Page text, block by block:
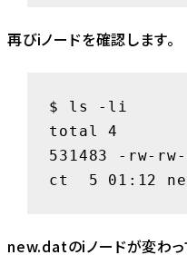
再びiノードを確認します。
$ ls -li
total 4
531483 -rw-
ct  5 01:12
new.datのiノードが変わっ